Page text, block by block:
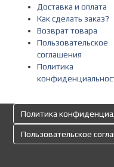
Доставка и оплата
Как сделать заказ?
Возврат товара
Пользовательское
соглашения
Политика
Политика
Пользовательское